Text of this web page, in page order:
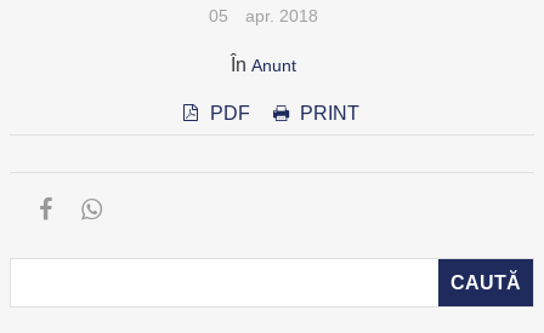
05 apr. 2018
În Anunt
PDF PRINT